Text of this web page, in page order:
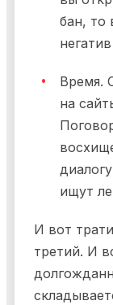
бан, то
Время.
на
ищут
И вот
третий. И